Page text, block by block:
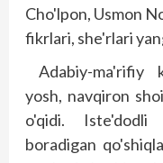
Cho'lpon, Usmon
fikrlari, she'rlari
Adabiy-ma'rifiy
yosh, navqiron
o'qidi. Iste'dodli
boradigan